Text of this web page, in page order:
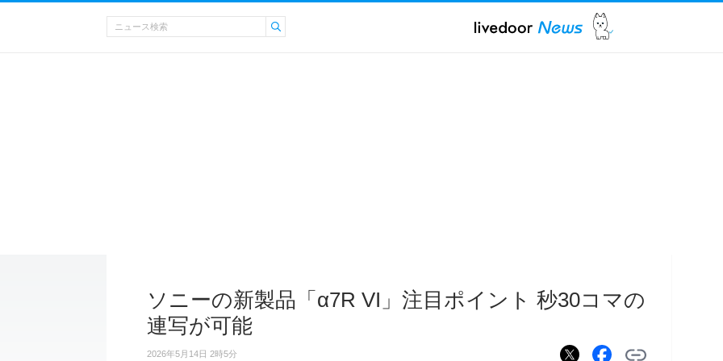
ソニーの新製品「α7R VI」注目ポイント 秒30コマの
連写が可能
2026年5月14日 2時5分